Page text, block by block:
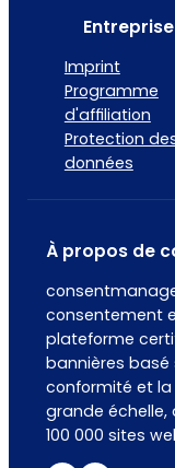
Entreprise
Imprint
Programme
d'affiliation
Protection
données
À propos de
consentement
plateforme
bannières basé
conformité et
grande échelle,
100 000 sites